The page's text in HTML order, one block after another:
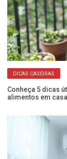
DICAS CASEIRAS
Conheça 5 dicas
alimentos em casa